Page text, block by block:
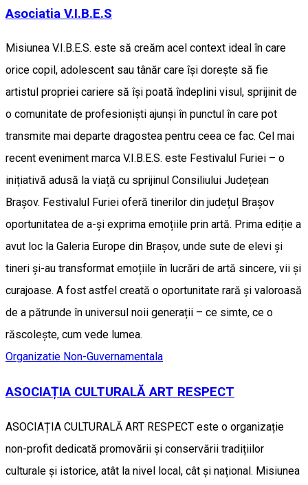
Asociatia V.I.B.E.S
Misiunea V.I.B.E.S. este să creăm acel context ideal în care
orice copil, adolescent sau tânăr care își dorește să fie
artistul propriei cariere să își poată îndeplini visul, sprijinit de
o comunitate de profesioniști ajunși în punctul în care pot
transmite mai departe dragostea pentru ceea ce fac. Cel mai
recent eveniment marca V.I.B.E.S. este Festivalul Furiei – o
inițiativă adusă la viață cu sprijinul Consiliului Județean
Brașov. Festivalul Furiei oferă tinerilor din județul Brașov
oportunitatea de a-și exprima emoțiile prin artă. Prima ediție a
avut loc la Galeria Europe din Brașov, unde sute de elevi și
tineri și-au transformat emoțiile în lucrări de artă sincere, vii și
curajoase. A fost astfel creată o oportunitate rară și valoroasă
de a pătrunde în universul noii generații – ce simte, ce o
răscolește, cum vede lumea.
Organizatie Non-Guvernamentala
ASOCIAȚIA CULTURALĂ ART RESPECT
ASOCIAȚIA CULTURALĂ ART RESPECT este o organizație
non-profit dedicată promovării și conservării tradițiilor
culturale și istorice, atât la nivel local, cât și național. Misiunea